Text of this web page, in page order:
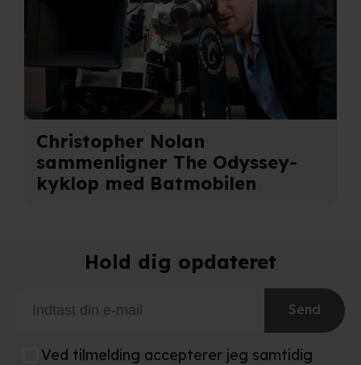
Christopher Nolan
sammenligner The Odyssey-
kyklop med Batmobilen
Hold dig opdateret
Send
Ved tilmelding accepterer jeg samtidig